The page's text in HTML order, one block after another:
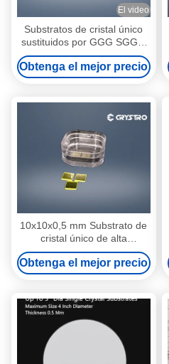
El video
Substratos de cristal único
sustituidos por GGG SGGG
EPI 1SP
Obtenga el mejor precio
10x10x0,5 mm Substrato de
cristal único de alta
producción Gd3Al2Ga3O12
Ce GAGG
Obtenga el mejor precio